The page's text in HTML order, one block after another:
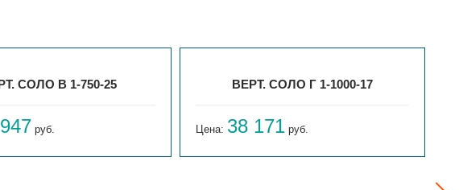
СОЛО В 1-750-25
руб.
ВЕРТ. СОЛО Г 1-1000-17
Цена: 38 171 руб.